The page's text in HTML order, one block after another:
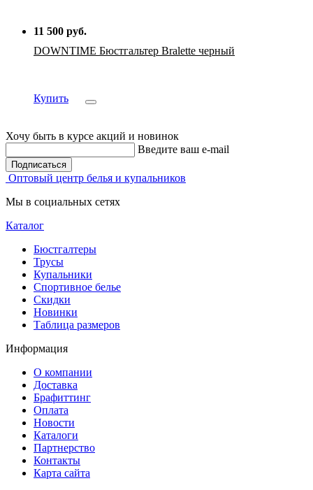
11 500 руб.
DOWNTIME Бюстгальтер Bralette черный
Купить
Хочу быть в курсе акций и новинок
Введите ваш e-mail
Подписаться
Оптовый центр белья и купальников
Мы в социальных сетях
Каталог
Бюстгалтеры
Трусы
Купальники
Спортивное белье
Скидки
Новинки
Таблица размеров
Информация
О компании
Доставка
Брафиттинг
Оплата
Новости
Каталоги
Партнерство
Контакты
Карта сайта